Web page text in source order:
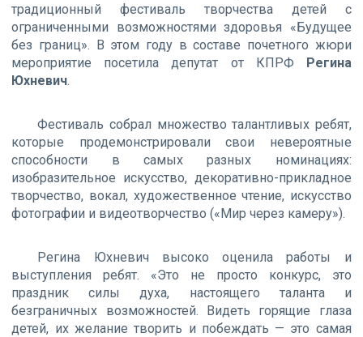
традиционный фестиваль творчества детей с
ограниченными возможностями здоровья «Будущее
без границ». В этом году в составе почетного жюри
мероприятие посетила депутат от КПРФ Регина
Юхневич.
Фестиваль собрал множество талантливых ребят,
которые продемонстрировали свои невероятные
способности в самых разных номинациях:
изобразительное искусство, декоративно-прикладное
творчество, вокал, художественное чтение, искусство
фотографии и видеотворчество («Мир через камеру»).
Регина Юхневич высоко оценила работы и
выступления ребят. «Это не просто конкурс, это
праздник силы духа, настоящего таланта и
безграничных возможностей. Видеть горящие глаза
детей, их желание творить и побеждать — это самая